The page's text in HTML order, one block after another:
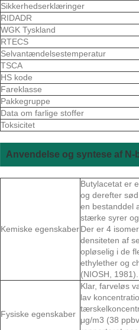
Sikkerhedserklæringer
RIDADR
WGK Tyskland
RTECS
Selvantændelsestemperatur
TSCA
HS kode
Fareklasse
Pakkegruppe
Data om farlige stoffer
Toksicitet
Anvendelse og syntese af N-
Kemiske egenskaber
Butylacetat er
og derefter
en bestanddel
stærke syrer
Der er 4
densiteten af
opløselig i de
ethylether og
(NIOSH, 1981).
Fysiske egenskaber
Klar, farveløs
lav
μg/m3 (38